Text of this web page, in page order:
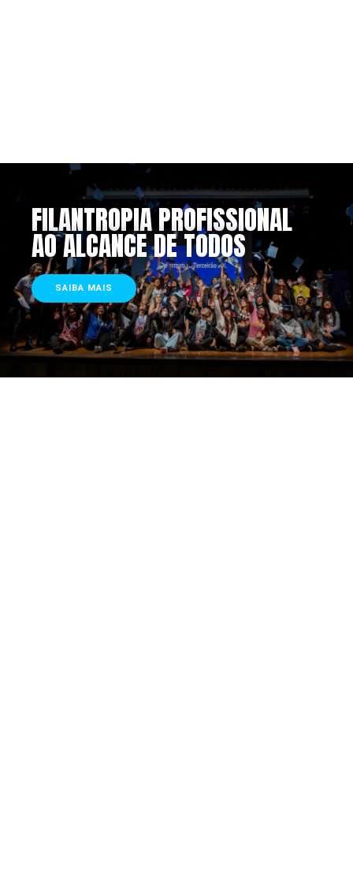
FILANTROPIA PROFISSIONAL
AO ALCANCE DE TODOS
SAIBA MAIS